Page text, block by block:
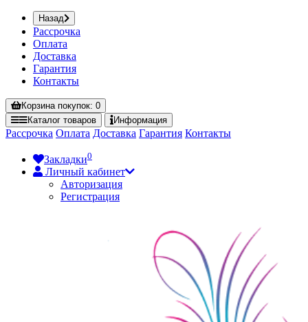
Назад
Рассрочка
Оплата
Доставка
Гарантия
Контакты
Корзинапокупок: 0
Каталог товаров Информация
Рассрочка Оплата Доставка Гарантия Контакты
Закладки0
Личный кабинет
Авторизация
Регистрация